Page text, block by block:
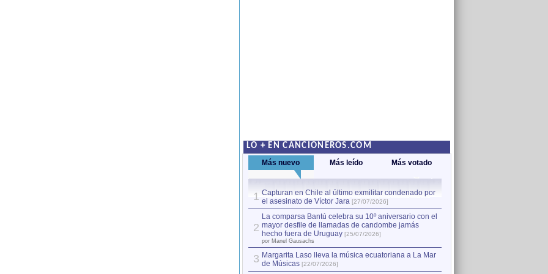
LO + EN CANCIONEROS.COM
Más nuevo Más leído Más votado
1 Capturan en Chile al último exmilitar condenado por
el asesinato de Víctor Jara [27/07/2026]
2
La comparsa Bantú celebra su 10º aniversario con el
mayor desfile de llamadas de candombe jamás
hecho fuera de Uruguay [25/07/2026]
por Manel Gausachs
3 Margarita Laso lleva la música ecuatoriana a La Mar
de Músicas [22/07/2026]